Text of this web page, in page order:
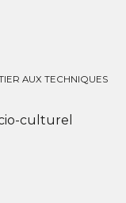
AUX TECHNIQUES
culturel